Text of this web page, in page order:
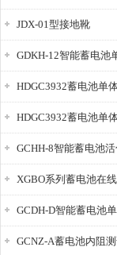
JDX-01型接地靴
GDKH-12智能蓄电池
HDGC3932蓄电池单
GCHH-8智能蓄电池
XGBO系列蓄电池在
GCDH-D智能蓄电池
GCNZ-A蓄电池内阻